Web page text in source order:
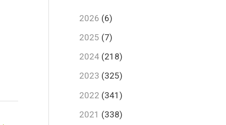
2026 (6)
2025 (7)
2024 (218)
2023 (325)
2022 (341)
2021 (338)